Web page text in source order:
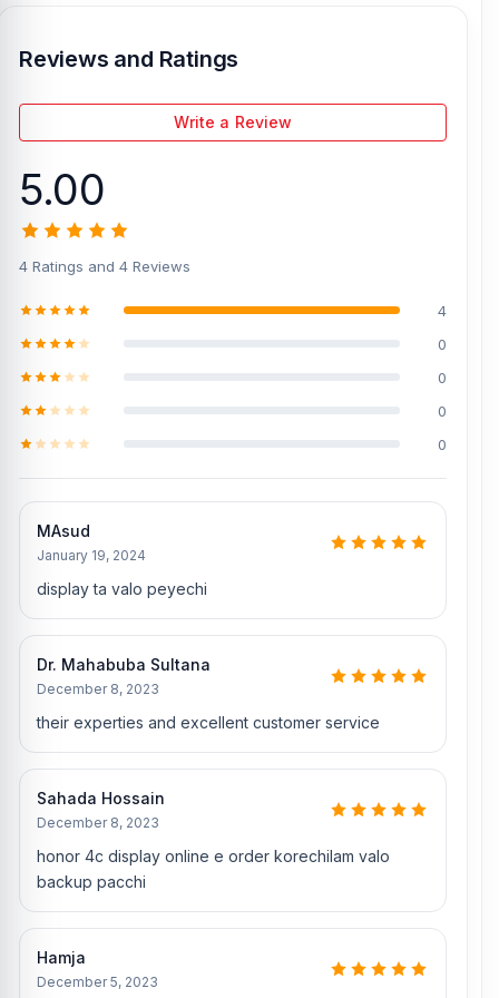
Reviews and Ratings
Write a Review
5.00
4 Ratings and 4 Reviews
4
0
0
0
0
MAsud
January 19, 2024
display ta valo peyechi
Dr. Mahabuba Sultana
December 8, 2023
their experties and excellent customer service
Sahada Hossain
December 8, 2023
honor 4c display online e order korechilam valo
backup pacchi
Hamja
December 5, 2023